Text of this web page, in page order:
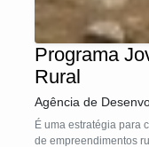
Programa
Rural
Agência de
É uma estratégia para
de empreendimentos